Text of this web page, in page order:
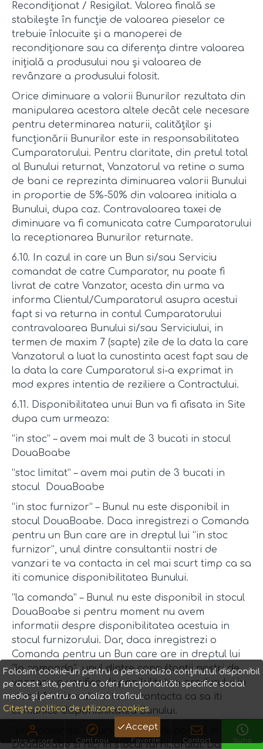
Recondiționat / Resigilat. Valorea finală se
stabilește în funcție de valoarea pieselor ce
trebuie înlocuite și a manoperei de
recondiționare sau ca diferența dintre valoarea
inițială a produsului nou și valoarea de
revânzare a produsului folosit.
Orice diminuare a valorii Bunurilor rezultata din
manipularea acestora altele decât cele necesare
pentru determinarea naturii, calităților și
funcționării Bunurilor este in responsabilitatea
Cumparatorului. Pentru claritate, din pretul total
al Bunului returnat, Vanzatorul va retine o suma
de bani ce reprezinta diminuarea valorii Bunului
in proportie de 5%-50% din valoarea initiala a
Bunului, dupa caz. Contravaloarea taxei de
diminuare va fi comunicata catre Cumparatorului
la receptionarea Bunurilor returnate.
6.10. In cazul in care un Bun si/sau Serviciu
comandat de catre Cumparator, nu poate fi
livrat de catre Vanzator, acesta din urma va
informa Clientul/Cumparatorul asupra acestui
fapt si va returna in contul Cumparatorului
contravaloarea Bunului si/sau Serviciului, in
termen de maxim 7 (sapte) zile de la data la care
Vanzatorul a luat la cunostinta acest fapt sau de
la data la care Cumparatorul si-a exprimat in
mod expres intentia de reziliere a Contractului.
6.11. Disponibilitatea unui Bun va fi afisata in Site
dupa cum urmeaza:
“in stoc” – avem mai mult de 3 bucati in stocul
DouaBoabe
“stoc limitat” – avem mai putin de 3 bucati in
stocul DouaBoabe
“in stoc furnizor” – Bunul nu este disponibil in
stocul DouaBoabe. Daca inregistrezi o Comanda
pentru un Bun care are in dreptul lui “in stoc
furnizor”, unul dintre consultantii nostri de
vanzari te va contacta in cel mai scurt timp ca sa
iti comunice disponibilitatea Bunului.
“la comanda” – Bunul nu este disponibil in stocul
DouaBoabe si pentru moment nu avem
informatii despre disponibilitatea acestuia in
stocul furnizorului. Dar, daca inregistrezi o
Comanda pentru un Bun care are in dreptul lui
“la comanda”, unul dintre consultantii nostri de
vanzari va verifica disponibilitatea produsului in
stocul furnizorului si te va contacta ca sa iti
comunice disponibilitatea Bunului.
“precomanda” – Bunul nu este disponibil in stocul
DouaBoabe si nici in stocul furnizorului. Dar,
Intra in cont Cont nou Favorite Contact Suna
Accept
Folosim cookie-uri pentru a personaliza conținutul disponibil
pe acest site, pentru a oferi funcționalităti specifice social
media și pentru a analiza traficul.
Citește politica de utilizare cookies